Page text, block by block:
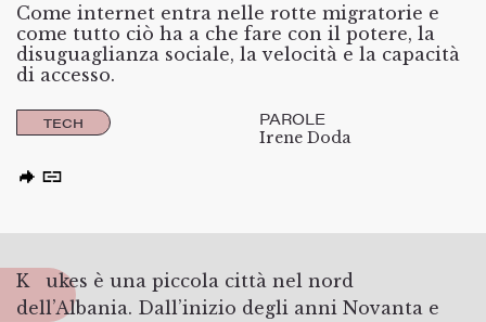
Come internet entra nelle rotte migratorie e
come tutto ciò ha a che fare con il potere, la
disuguaglianza sociale, la velocità e la capacità
di accesso.
TECH PAROLE
Irene Doda
Kukes è una piccola città nel nord
dell’Albania. Dall’inizio degli anni Novanta e